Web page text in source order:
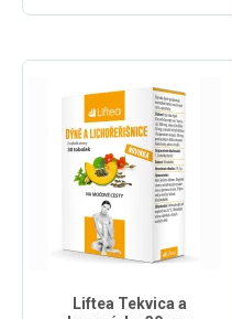
Liftea Tekvica a